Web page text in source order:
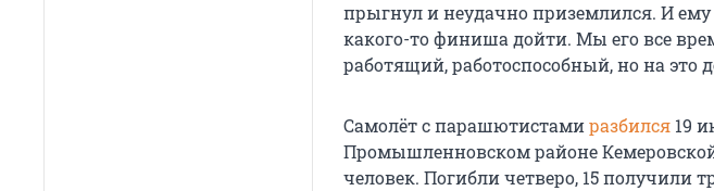
прыгнул и неудачно приземлился. И
какого-то финиша дойти. Мы его все
работящий, работоспособный, но на это
Самолёт с парашютистамиразбился 19
Промышленновском районе Кемеровской
человек. Погибли четверо, 15 получили